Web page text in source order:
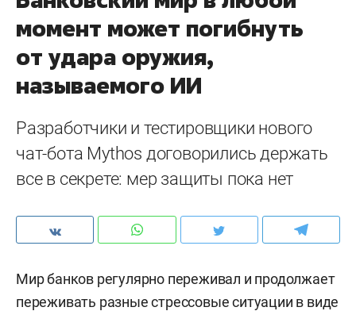
момент может погибнуть
от удара оружия,
называемого ИИ
Разработчики и тестировщики нового
чат-бота Mythos договорились держать
все в секрете: мер защиты пока нет
Мир банков регулярно переживал и продолжает
переживать разные стрессовые ситуации в виде